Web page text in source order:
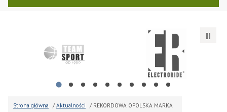
Strona główna /Aktualności / REKORDOWA OPOLSKA MARKA